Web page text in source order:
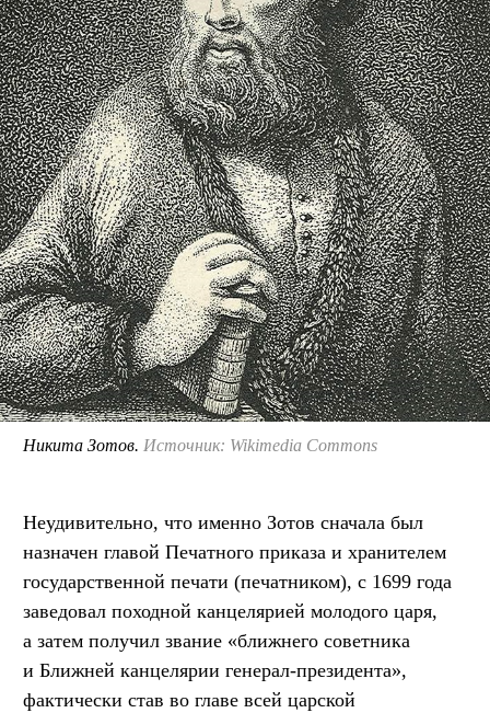
Никита Зотов. Источник: Wikimedia Commons
Неудивительно, что именно Зотов сначала был
назначен главой Печатного приказа и хранителем
государственной печати (печатником), с 1699 года
заведовал походной канцелярией молодого царя,
а затем получил звание «ближнего советника
и Ближней канцелярии генерал-президента»,
фактически став во главе всей царской